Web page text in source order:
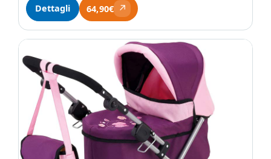
Dettagli 64,90€ ↗